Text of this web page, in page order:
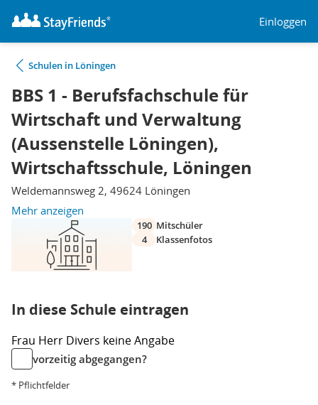
Einloggen
Schulen in Löningen
BBS 1 - Berufsfachschule für
Wirtschaft und Verwaltung
(Aussenstelle Löningen),
Wirtschaftsschule, Löningen
Weldemannsweg 2, 49624 Löningen
Mehr anzeigen
190 Mitschüler
4
Klassenfotos
In diese Schule eintragen
Frau Herr Divers keine Angabe
vorzeitig abgegangen?
* Pflichtfelder